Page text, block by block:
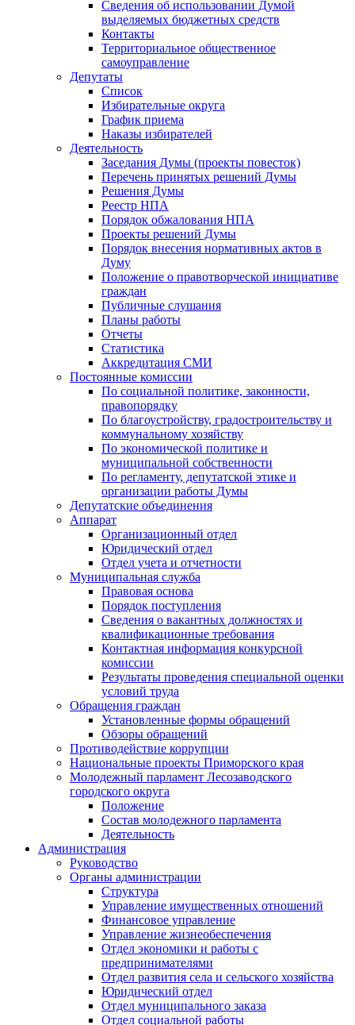
Сведения об использовании Думой
выделяемых бюджетных средств
Контакты
Территориальное общественное
самоуправление
Депутаты
Список
Избирательные округа
График приема
Наказы избирателей
Деятельность
Заседания Думы (проекты повесток)
Перечень принятых решений Думы
Решения Думы
Реестр НПА
Порядок обжалования НПА
Проекты решений Думы
Порядок внесения нормативных актов в
Думу
Положение о правотворческой инициативе
граждан
Публичные слушания
Планы работы
Отчеты
Статистика
Аккредитация СМИ
Постоянные комиссии
По социальной политике, законности,
правопорядку
По благоустройству, градостроительству и
коммунальному хозяйству
По экономической политике и
муниципальной собственности
По регламенту, депутатской этике и
организации работы Думы
Депутатские объединения
Аппарат
Организационный отдел
Юридический отдел
Отдел учета и отчетности
Муниципальная служба
Правовая основа
Порядок поступления
Сведения о вакантных должностях и
квалификационные требования
Контактная информация конкурсной
комиссии
Результаты проведения специальной оценки
условий труда
Обращения граждан
Установленные формы обращений
Обзоры обращений
Противодействие коррупции
Национальные проекты Приморского края
Молодежный парламент Лесозаводского
городского округа
Положение
Состав молодежного парламента
Деятельность
Администрация
Руководство
Органы администрации
Структура
Управление имущественных отношений
Финансовое управление
Управление жизнеобеспечения
Отдел экономики и работы с
предпринимателями
Отдел развития села и сельского хозяйства
Юридический отдел
Отдел муниципального заказа
Отдел социальной работы